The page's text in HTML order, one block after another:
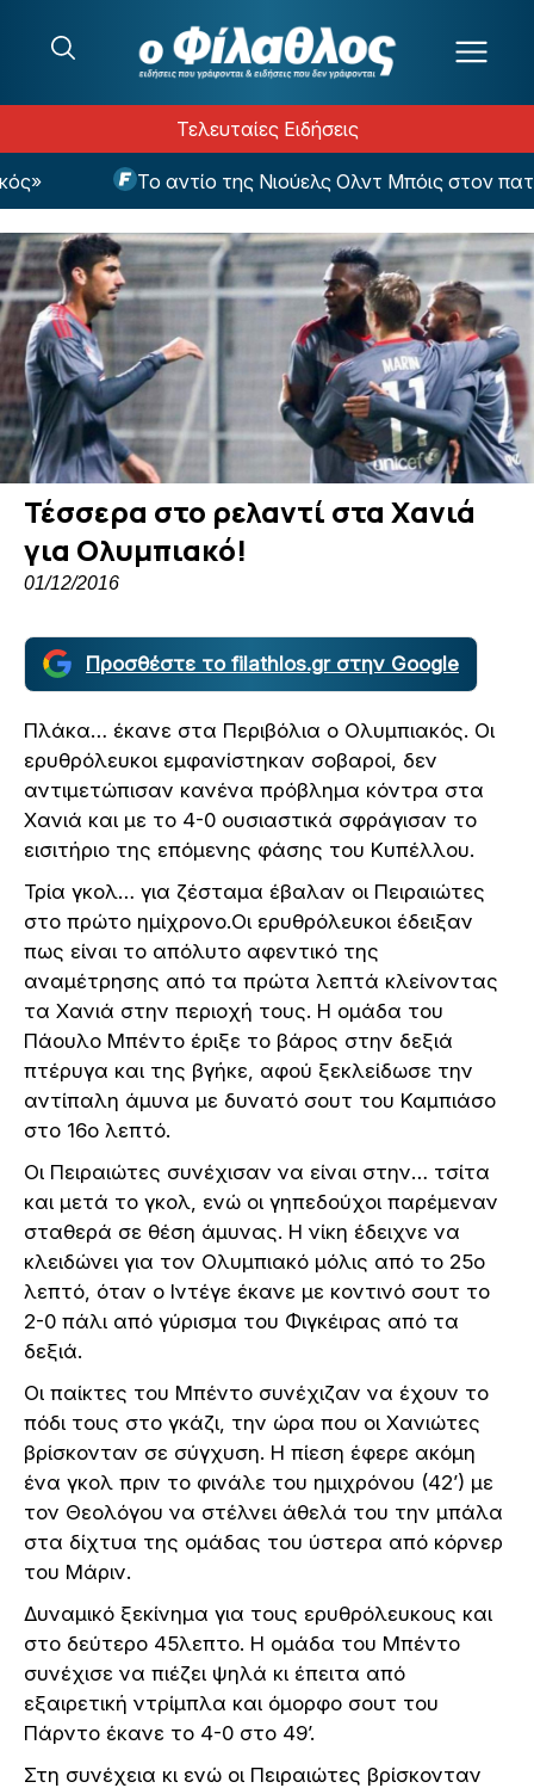
Τελευταίες Ειδήσεις
Το αντίο της Νιούελς Ολντ Μπόις στον πατέρα
Τέσσερα στο ρελαντί στα Χανιά
για Ολυμπιακό!
01/12/2016
Προσθέστε το filathlos.gr στην Google
Πλάκα… έκανε στα Περιβόλια ο Ολυμπιακός. Οι
ερυθρόλευκοι εμφανίστηκαν σοβαροί, δεν
αντιμετώπισαν κανένα πρόβλημα κόντρα στα
Χανιά και με το 4-0 ουσιαστικά σφράγισαν το
εισιτήριο της επόμενης φάσης του Κυπέλλου.
Τρία γκολ… για ζέσταμα έβαλαν οι Πειραιώτες
στο πρώτο ημίχρονο.Οι ερυθρόλευκοι έδειξαν
πως είναι το απόλυτο αφεντικό της
αναμέτρησης από τα πρώτα λεπτά κλείνοντας
τα Χανιά στην περιοχή τους. Η ομάδα του
Πάουλο Μπέντο έριξε το βάρος στην δεξιά
πτέρυγα και της βγήκε, αφού ξεκλείδωσε την
αντίπαλη άμυνα με δυνατό σουτ του Καμπιάσο
στο 16ο λεπτό.
Οι Πειραιώτες συνέχισαν να είναι στην… τσίτα
και μετά το γκολ, ενώ οι γηπεδούχοι παρέμεναν
σταθερά σε θέση άμυνας. Η νίκη έδειχνε να
κλειδώνει για τον Ολυμπιακό μόλις από το 25ο
λεπτό, όταν ο Ιντέγε έκανε με κοντινό σουτ το
2-0 πάλι από γύρισμα του Φιγκέιρας από τα
δεξιά.
Οι παίκτες του Μπέντο συνέχιζαν να έχουν το
πόδι τους στο γκάζι, την ώρα που οι Χανιώτες
βρίσκονταν σε σύγχυση. Η πίεση έφερε ακόμη
ένα γκολ πριν το φινάλε του ημιχρόνου (42’) με
τον Θεολόγου να στέλνει άθελά του την μπάλα
στα δίχτυα της ομάδας του ύστερα από κόρνερ
του Μάριν.
Δυναμικό ξεκίνημα για τους ερυθρόλευκους και
στο δεύτερο 45λεπτο. Η ομάδα του Μπέντο
συνέχισε να πιέζει ψηλά κι έπειτα από
εξαιρετική ντρίμπλα και όμορφο σουτ του
Πάρντο έκανε το 4-0 στο 49’.
Στη συνέχεια κι ενώ οι Πειραιώτες βρίσκονταν